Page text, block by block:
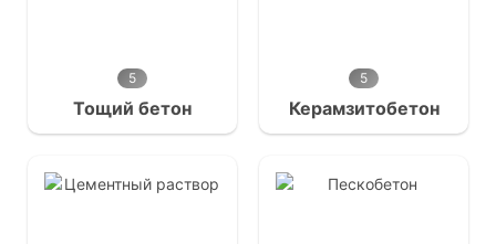
5
Тощий бетон
5
Керамзитобетон